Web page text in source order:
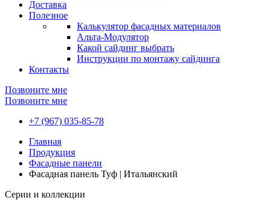
Доставка
Полезное
Калькулятор фасадных материалов
Альта-Модулятор
Какой сайдинг выбрать
Инструкции по монтажу сайдинга
Контакты
Позвоните мне
Позвоните мне
+7 (967) 035-85-78
Главная
Продукция
Фасадные панели
Фасадная панель Туф | Итальянский
Серии и коллекции